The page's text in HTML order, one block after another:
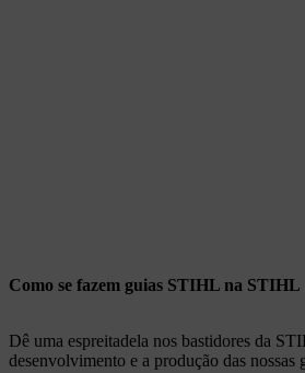
Como se fazem guias STIHL na STIHL
Dê uma espreitadela nos bastidores da
desenvolvimento e a produção das